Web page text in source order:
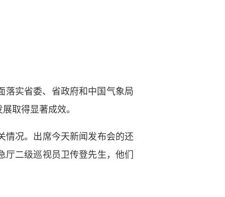
实省委、省政府和中国气象局
取得显著成效。
况。出席今天新闻发布会的还
二级巡视员卫传登先生，他们